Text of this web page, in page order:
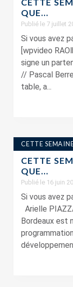
CETTE
QUE…
Publié le 7 juillet
Si vous avez
[wpvideo
signe un
// Pascal
table, a...
CETTE
CETTE
QUE…
Publié le 16 juin
Si vous avez
Arielle
Bordeaux est